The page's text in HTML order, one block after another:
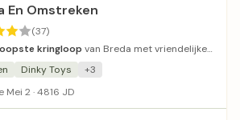
En Omstreken
(37)
kringloop van Breda met vriendelijke
en diverse afdelingen.
Dinky Toys
+3
Mei 2 · 4816 JD